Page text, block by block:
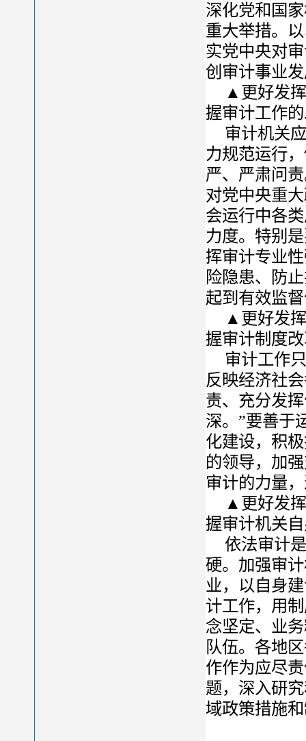
深化党和国
重大举措。
实党中央对
创审计事业
▲更好发
握审计工作
审计机关
力规范运行
严、严肃问
对党中央重
会运行中各
力度。特别
挥审计专业
险隐患、防
起到有效监
▲更好发
握审计制度
审计工作
反映经济社
责、充分发
深。”要善于
化建设，积
的领导，加
审计的力量
▲更好发
握审计机关
依法审计
硬。加强审
业，以自身
计工作，用
念坚定、业
队伍。各地
作作为应尽
题，深入研
域政策措施